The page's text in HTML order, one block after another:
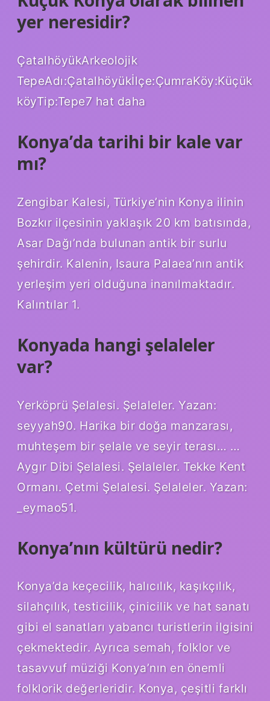
yer neresidir?
ÇatalhöyükArkeolojik
TepeAdı:Çatalhöyükİlçe:ÇumraKöy:Küçük
köyTip:Tepe7 hat daha
Konya’da tarihi bir kale var
mı?
Zengibar Kalesi, Türkiye’nin Konya ilinin
Bozkır ilçesinin yaklaşık 20 km batısında,
Asar Dağı’nda bulunan antik bir surlu
şehirdir. Kalenin, Isaura Palaea’nın antik
yerleşim yeri olduğuna inanılmaktadır.
Kalıntılar 1.
Konyada hangi şelaleler
var?
Yerköprü Şelalesi. Şelaleler. Yazan:
seyyah90. Harika bir doğa manzarası,
muhteşem bir şelale ve seyir terası… …
Aygır Dibi Şelalesi. Şelaleler. Tekke Kent
Ormanı. Çetmi Şelalesi. Şelaleler. Yazan:
_eymao51.
Konya’nın kültürü nedir?
Konya’da keçecilik, halıcılık, kaşıkçılık,
silahçılık, testicilik, çinicilik ve hat sanatı
gibi el sanatları yabancı turistlerin ilgisini
çekmektedir. Ayrıca semah, folklor ve
tasavvuf müziği Konya’nın en önemli
folklorik değerleridir. Konya, çeşitli farklı